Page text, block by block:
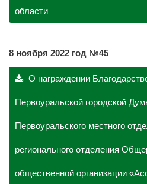
области
8 ноября 2022 год №45
О награждении
Первоуральской городской
Первоуральского местного
регионального отделения
общественной организации